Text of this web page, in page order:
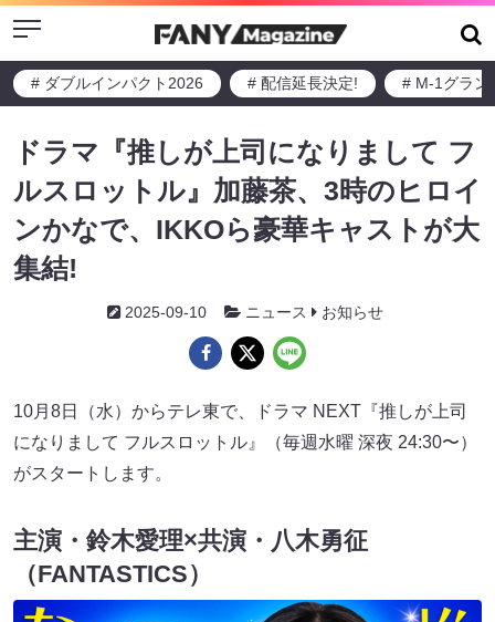
Menu
# ダブルインパクト2026 # 配信延長決定! # M-1グラン
ドラマ『推しが上司になりまして フ
ルスロットル』加藤茶、3時のヒロイ
ンかなで、IKKOら豪華キャストが大
集結!
2025-09-10 ニュース お知らせ
10月8日（水）からテレ東で、ドラマ NEXT『推しが上司
になりまして フルスロットル』（毎週⽔曜 深夜 24:30〜）
がスタートします。
主演・鈴木愛理×共演・八木勇征
（FANTASTICS）